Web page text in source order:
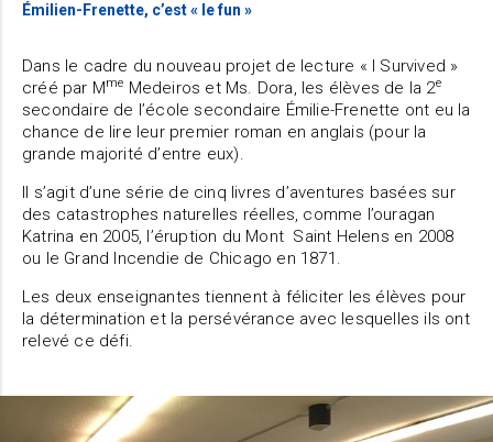
Émilien-Frenette, c’est « le fun »
Dans le cadre du nouveau projet de lecture « I Survived »
créé par Mme Medeiros et Ms. Dora, les élèves de la 2e
secondaire de l’école secondaire Émilie-Frenette ont eu la
chance de lire leur premier roman en anglais (pour la
grande majorité d’entre eux).
Il s’agit d’une série de cinq livres d’aventures basées sur
des catastrophes naturelles réelles, comme l’ouragan
Katrina en 2005, l’éruption du Mont Saint Helens en 2008
ou le Grand Incendie de Chicago en 1871.
Les deux enseignantes tiennent à féliciter les élèves pour
la détermination et la persévérance avec lesquelles ils ont
relevé ce défi.